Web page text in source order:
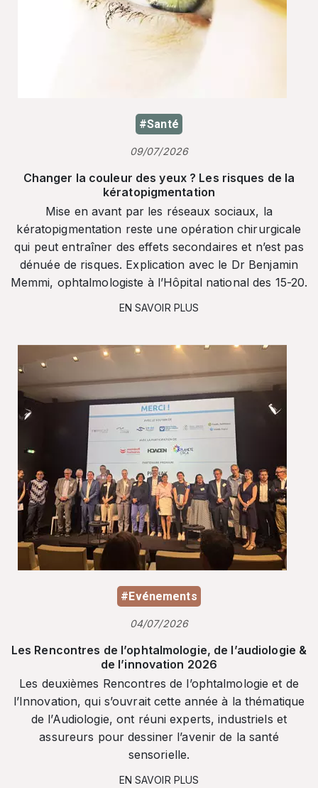
#Santé
09/07/2026
Changer la couleur des yeux ? Les risques de la
kératopigmentation
Mise en avant par les réseaux sociaux, la
kératopigmentation reste une opération chirurgicale
qui peut entraîner des effets secondaires et n’est pas
dénuée de risques. Explication avec le Dr Benjamin
Memmi, ophtalmologiste à l’Hôpital national des 15-20.
EN SAVOIR PLUS
#Evénements
04/07/2026
Les Rencontres de l’ophtalmologie, de l’audiologie &
de l’innovation 2026
Les deuxièmes Rencontres de l’ophtalmologie et de
l’Innovation, qui s’ouvrait cette année à la thématique
de l’Audiologie, ont réuni experts, industriels et
assureurs pour dessiner l’avenir de la santé
sensorielle.
EN SAVOIR PLUS